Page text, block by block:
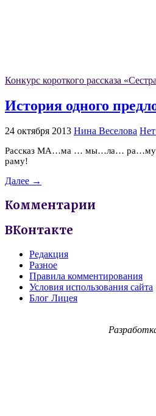
Конкурс короткого рассказа
История одного
24 октября 2013 Нина Веселова
Рассказ МА…ма … мы…ла…
раму!
Далее →
Комментарии
ВКонтакте
Редакция
Разное
Правила комментирования
Условия использования сайта
Блог Лицея